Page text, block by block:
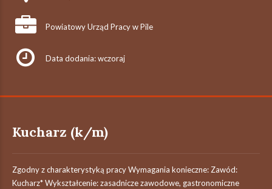
Powiatowy Urząd Pracy w Pile
Data dodania: wczoraj
Kucharz (k/m)
Zgodny z charakterystyką pracy Wymagania konieczne: Zawód:
Kucharz* Wykształcenie: zasadnicze zawodowe, gastronomiczne